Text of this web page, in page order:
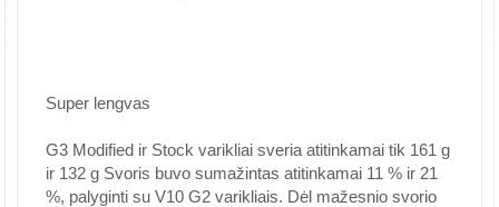
Super lengvas
G3 Modified ir Stock varikliai sveria atitinkamai tik 161 g
ir 132 g Svoris buvo sumažintas atitinkamai 11 % ir 21
%, palyginti su V10 G2 varikliais. Dėl mažesnio svorio